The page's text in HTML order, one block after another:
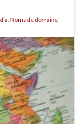
Noms de domaine